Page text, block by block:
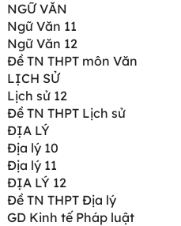
NGỮ VĂN
Ngữ Văn 11
Ngữ Văn 12
Đề TN THPT môn Văn
LỊCH SỬ
Lịch sử 12
Đề TN THPT Lịch sử
ĐỊA LÝ
Địa lý 10
Địa lý 11
ĐỊA LÝ 12
Đề TN THPT Địa lý
GD Kinh tế Pháp luật